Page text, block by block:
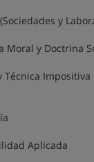
y
Moral y Doctrina
Técnica Impositiva
Aplicada